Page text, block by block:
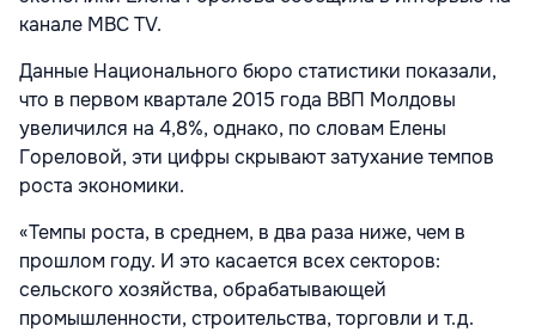
канале MBC TV.
Данные Национального бюро статистики показали,
что в первом квартале 2015 года ВВП Молдовы
увеличился на 4,8%, однако, по словам Елены
Гореловой, эти цифры скрывают затухание темпов
роста экономики.
«Темпы роста, в среднем, в два раза ниже, чем в
прошлом году. И это касается всех секторов:
сельского хозяйства, обрабатывающей
промышленности, строительства, торговли и т.д.